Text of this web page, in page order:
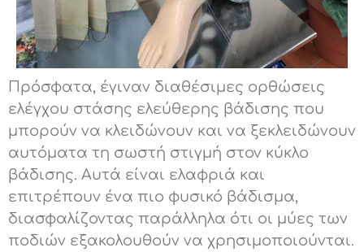
Πρόσφατα, έγιναν διαθέσιμες ορθώσεις
ελέγχου στάσης ελεύθερης βάδισης που
μπορούν να κλειδώνουν και να ξεκλειδώνουν
αυτόματα τη σωστή στιγμή στον κύκλο
βάδισης. Αυτά είναι ελαφριά και
επιτρέπουν ένα πιο φυσικό βάδισμα,
διασφαλίζοντας παράλληλα ότι οι μύες των
ποδιών εξακολουθούν να χρησιμοποιούνται.